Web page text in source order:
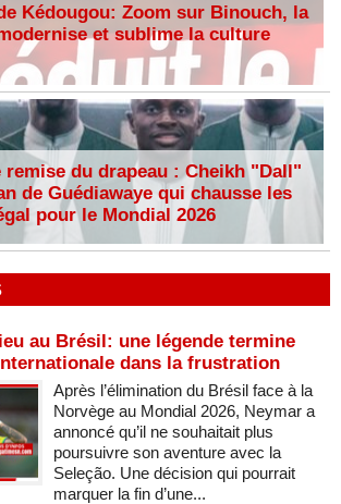
Kédougou: Zoom sur Binouch, la
et sublime la culture
remise du drapeau : Cheikh "Dall"
de Guédiawaye qui chausse les
pour le Mondial 2026
au Brésil: une légende termine
dans la frustration
Après l’élimination du Brésil face à la
Norvège au Mondial 2026, Neymar a
annoncé qu’il ne souhaitait plus
poursuivre son aventure avec la
Seleção. Une décision qui pourrait
marquer la fin d’une...